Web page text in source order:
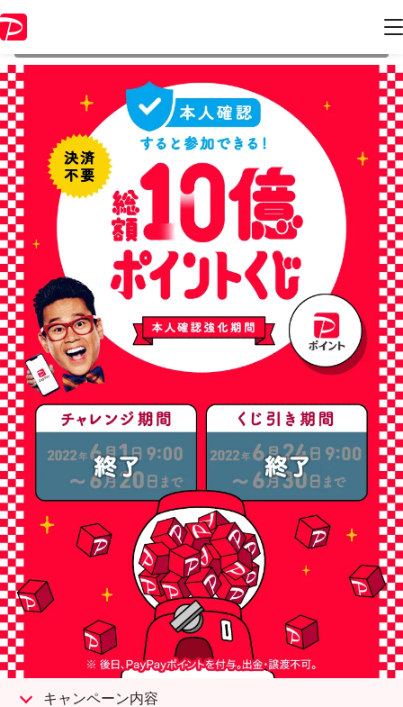
報はキャンペーン終了時点のものになります。
キャンペーン内容